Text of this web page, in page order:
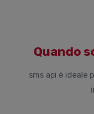
Quando
sms api è ideale